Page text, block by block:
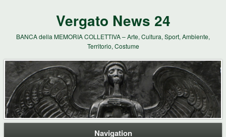
Vergato News 24
BANCA della MEMORIA COLLETTIVA – Arte, Cultura, Sport, Ambiente,
Territorio, Costume
Navigation